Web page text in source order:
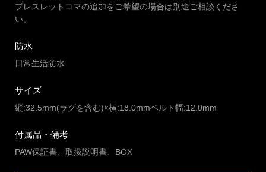
ブレスレットコマの追加をご希望の場合は別途ご相談くださ
い。
防水
日常生活防水
サイズ
縦:32.5mm(ラグを含む)×横:18.0mmベルト幅:12.0mm
付属品・備考
PAW保証書、取扱説明書、BOX